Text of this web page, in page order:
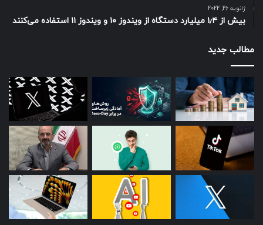
ژانویه 26, 2022
بیش از ۱٫۴ میلیارد دستگاه از ویندوز ۱۰ و ویندوز ۱۱ استفاده می‌کنند
مطالب جدید